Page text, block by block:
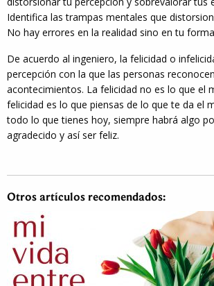
Identifica las trampas mentales que
No hay errores en la realidad sino en tu
De acuerdo al ingeniero, la felicidad o
percepción con la que las personas
acontecimientos. La felicidad no es lo que el
felicidad es lo que piensas de lo que te da el
todo lo que tienes hoy, siempre habrá algo
agradecido y así ser feliz.
Otros artículos recomendados: